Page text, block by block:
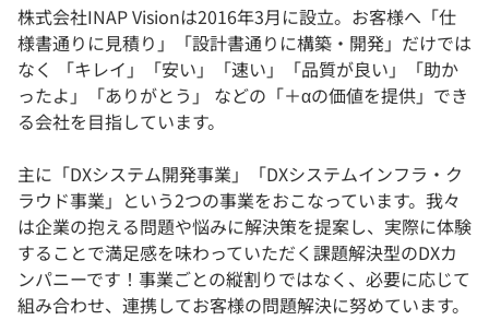
株式会社INAP Visionは2016年3月に設立。お客様へ「仕
様書通りに見積り」「設計書通りに構築・開発」だけでは
なく 「キレイ」「安い」「速い」「品質が良い」「助か
ったよ」「ありがとう」 などの「＋αの価値を提供」でき
る会社を目指しています。
主に「DXシステム開発事業」「DXシステムインフラ・ク
ラウド事業」という2つの事業をおこなっています。我々
は企業の抱える問題や悩みに解決策を提案し、実際に体験
することで満足感を味わっていただく課題解決型のDXカ
ンパニーです！事業ごとの縦割りではなく、必要に応じて
組み合わせ、連携してお客様の問題解決に努めています。